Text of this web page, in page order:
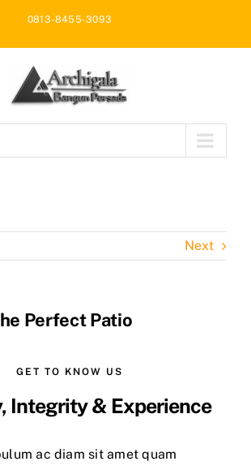
0813-8455-3093
Next
Perfect Patio
GET TO KNOW US
Integrity & Experience
ac diam sit amet quam